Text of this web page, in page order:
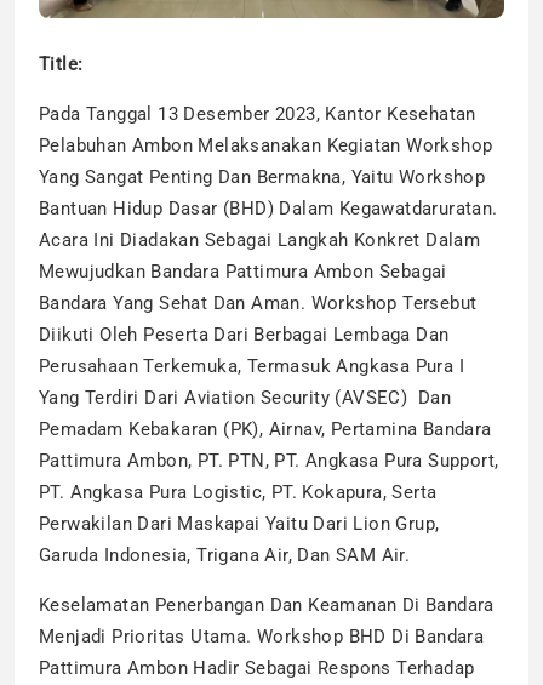
Title:
Pada Tanggal 13 Desember 2023, Kantor Kesehatan
Pelabuhan Ambon Melaksanakan Kegiatan Workshop
Yang Sangat Penting Dan Bermakna, Yaitu Workshop
Bantuan Hidup Dasar (BHD) Dalam Kegawatdaruratan.
Acara Ini Diadakan Sebagai Langkah Konkret Dalam
Mewujudkan Bandara Pattimura Ambon Sebagai
Bandara Yang Sehat Dan Aman. Workshop Tersebut
Diikuti Oleh Peserta Dari Berbagai Lembaga Dan
Perusahaan Terkemuka, Termasuk Angkasa Pura I
Yang Terdiri Dari Aviation Security (AVSEC) Dan
Pemadam Kebakaran (PK), Airnav, Pertamina Bandara
Pattimura Ambon, PT. PTN, PT. Angkasa Pura Support,
PT. Angkasa Pura Logistic, PT. Kokapura, Serta
Perwakilan Dari Maskapai Yaitu Dari Lion Grup,
Garuda Indonesia, Trigana Air, Dan SAM Air.
Keselamatan Penerbangan Dan Keamanan Di Bandara
Menjadi Prioritas Utama. Workshop BHD Di Bandara
Pattimura Ambon Hadir Sebagai Respons Terhadap